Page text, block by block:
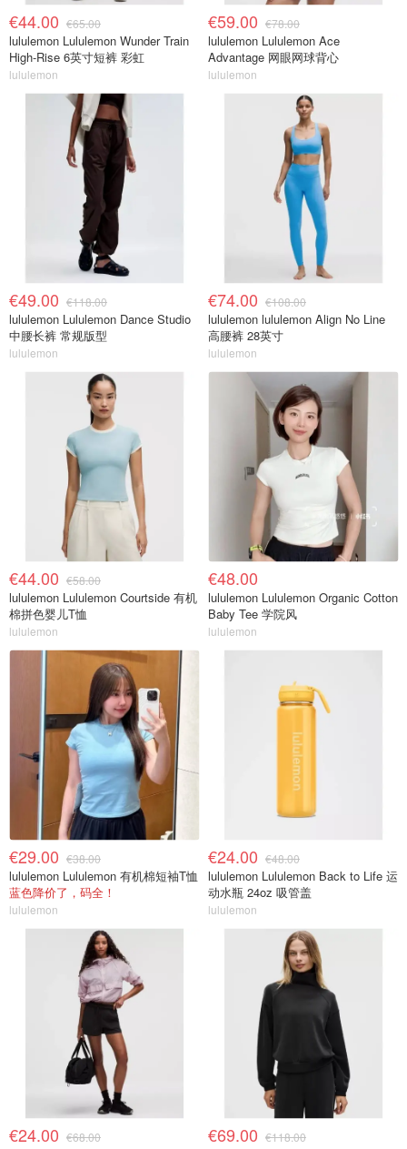
€44.00 €65.00
lululemon Lululemon Wunder Train
High-Rise 6英寸短裤 彩虹
lululemon
€59.00 €78.00
lululemon Lululemon Ace
Advantage 网眼网球背心
lululemon
€49.00 €118.00
lululemon Lululemon Dance Studio
中腰长裤 常规版型
lululemon
€74.00 €108.00
lululemon lululemon Align No Line
高腰裤 28英寸
lululemon
€44.00 €58.00
lululemon Lululemon Courtside 有机
棉拼色婴儿T恤
lululemon
€48.00
lululemon Lululemon Organic Cotton
Baby Tee 学院风
lululemon
€29.00 €38.00
lululemon Lululemon 有机棉短袖T恤
蓝色降价了，码全！
lululemon
€24.00 €48.00
lululemon Lululemon Back to Life 运
动水瓶 24oz 吸管盖
lululemon
€24.00 €68.00 €69.00 €118.00